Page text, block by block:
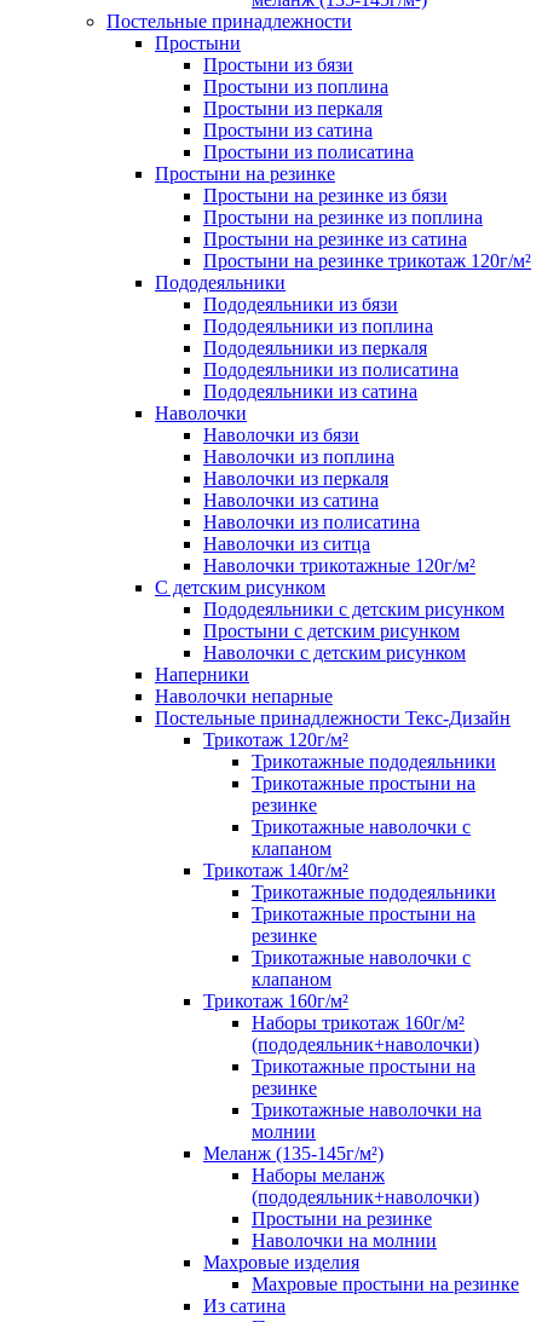
Постельные принадлежности
Простыни
Простыни из бязи
Простыни из поплина
Простыни из перкаля
Простыни из сатина
Простыни из полисатина
Простыни на резинке
Простыни на резинке из бязи
Простыни на резинке из поплина
Простыни на резинке из сатина
Простыни на резинке трикотаж 120г/м²
Пододеяльники
Пододеяльники из бязи
Пододеяльники из поплина
Пододеяльники из перкаля
Пододеяльники из полисатина
Пододеяльники из сатина
Наволочки
Наволочки из бязи
Наволочки из поплина
Наволочки из перкаля
Наволочки из сатина
Наволочки из полисатина
Наволочки из ситца
Наволочки трикотажные 120г/м²
C детским рисунком
Пододеяльники с детским рисунком
Простыни с детским рисунком
Наволочки с детским рисунком
Наперники
Наволочки непарные
Постельные принадлежности Текс-Дизайн
Трикотаж 120г/м²
Трикотажные пододеяльники
Трикотажные простыни на
резинке
Трикотажные наволочки с
клапаном
Трикотаж 140г/м²
Трикотажные пододеяльники
Трикотажные простыни на
резинке
Трикотажные наволочки с
клапаном
Трикотаж 160г/м²
Наборы трикотаж 160г/м²
(пододеяльник+наволочки)
Трикотажные простыни на
резинке
Трикотажные наволочки на
молнии
Меланж (135-145г/м²)
Наборы меланж
(пододеяльник+наволочки)
Простыни на резинке
Наволочки на молнии
Махровые изделия
Махровые простыни на резинке
Из сатина